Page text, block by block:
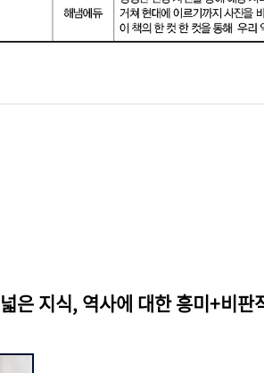
은 지식, 역사에 대한 흥미+비판